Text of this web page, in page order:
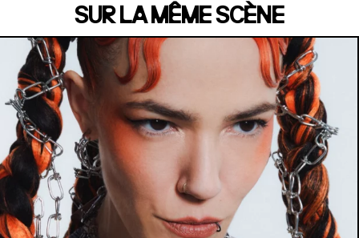
SUR LA MÊME SCÈNE
MANOIR DE KEROUAL
Samedi 04 juillet